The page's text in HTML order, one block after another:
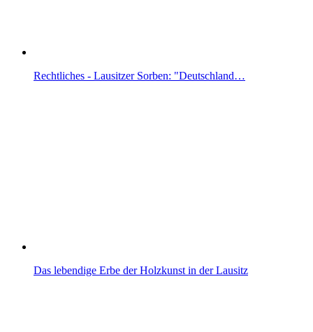
Rechtliches - Lausitzer Sorben: "Deutschland…
Das lebendige Erbe der Holzkunst in der Lausitz